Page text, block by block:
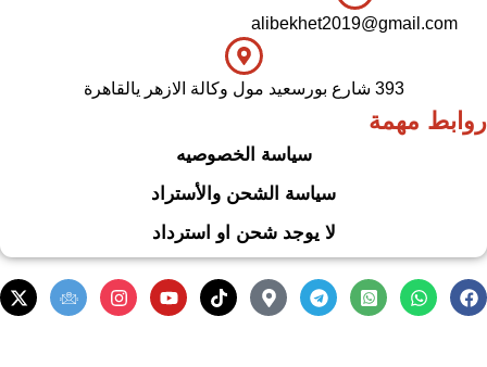
روابط مهمة
سياسة الخصوصيه
سياسة الشحن والأستراد
لا يوجد شحن او استرداد
alibekhet2019@gmail.com
393 شارع بورسعيد مول وكالة الازهر يالقاهرة